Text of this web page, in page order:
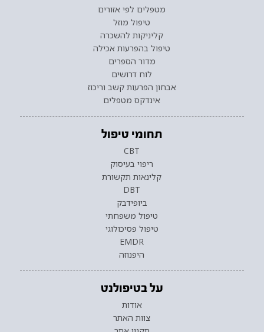
מטפלים לפי אזורים
טיפול מוזל
קליניקות להשכרה
טיפול בהפרעות אכילה
מדור הספרים
לוח דרושים
אבחון הפרעות קשב וריכוז
אינדקס מטפלים
תחומי טיפול
CBT
ריפוי בעיסוק
קלינאות תקשורת
DBT
ביופידבק
טיפול משפחתי
טיפול פסיכולוגי
EMDR
היפנוזה
על בטיפולנט
אודות
צוות האתר